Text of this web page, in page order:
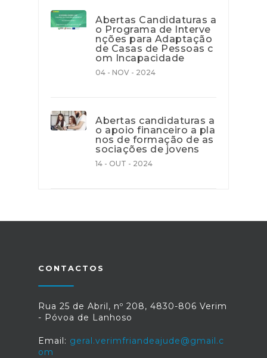
Abertas Candidaturas a
o Programa de Interve
nções para Adaptação
de Casas de Pessoas c
om Incapacidade
04 - NOV - 2024
Abertas candidaturas a
o apoio financeiro a pla
nos de formação de as
sociações de jovens
14 - OUT - 2024
CONTACTOS
Rua 25 de Abril, nº 208, 4830-806 Verim
- Póvoa de Lanhoso
Email: geral.verimfriandeajude@gmail.c
om